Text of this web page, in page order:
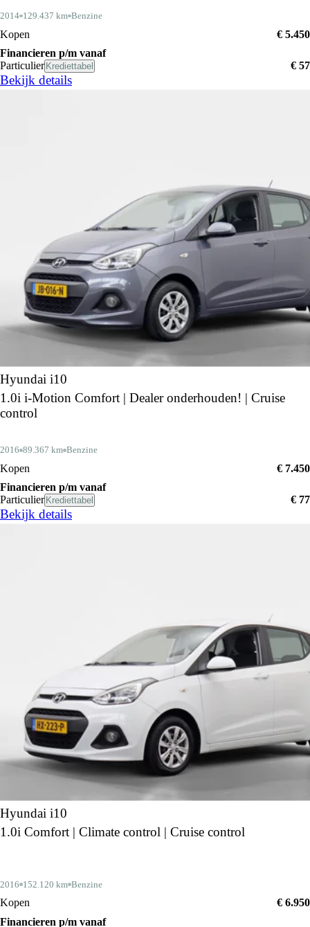
2014 129.437 km Benzine
Kopen
€ 5.450
Financieren p/m vanaf
Particulier Krediettabel € 57
Bekijk details
Hyundai i10
1.0i i-Motion Comfort | Dealer onderhouden! | Cruise
control
2016 89.367 km Benzine
Kopen
€ 7.450
Financieren p/m vanaf
Particulier Krediettabel € 77
Bekijk details
Hyundai i10
1.0i Comfort | Climate control | Cruise control
2016 152.120 km Benzine
Kopen
€ 6.950
Financieren p/m vanaf